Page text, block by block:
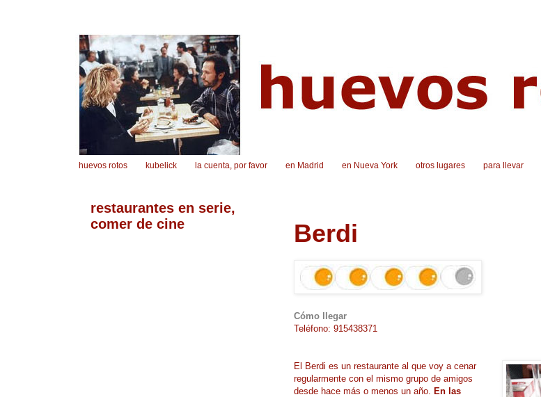
huevos rotos kubelick la cuenta, por favor en Madrid en Nueva York otros lugares para llevar
Berdi
Cómo llegar
Teléfono: 915438371
El Berdi es un restaurante al que voy a cenar
regularmente con el mismo grupo de amigos
desde hace más o menos un año. En las
restaurantes en serie,
comer de cine